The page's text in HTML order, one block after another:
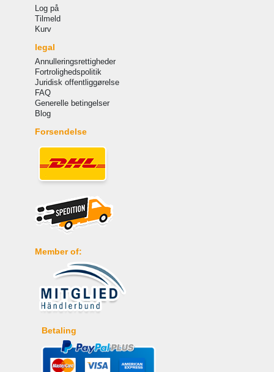
Log på
Tilmeld
Kurv
legal
Annulleringsrettigheder
Fortrolighedspolitik
Juridisk offentliggørelse
FAQ
Generelle betingelser
Blog
Forsendelse
Member of:
Betaling